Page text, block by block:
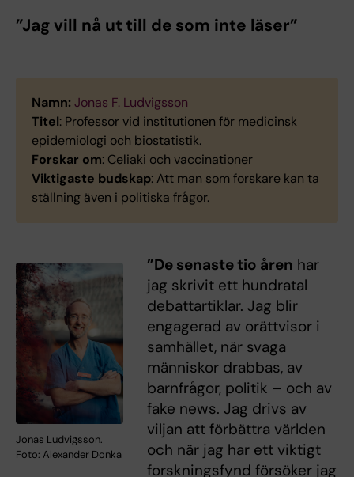
”Jag vill nå ut till de som inte läser”
Namn: Jonas F. Ludvigsson
Titel: Professor vid institutionen för medicinsk
epidemiologi och biostatistik.
Forskar om: Celiaki och vaccinationer
Viktigaste budskap: Att man som forskare kan ta
ställning även i politiska frågor.
Jonas Ludvigsson.
Foto: Alexander Donka
”De senaste tio åren har
jag skrivit ett hundratal
debattartiklar. Jag blir
engagerad av orättvisor i
samhället, när svaga
människor drabbas, av
barnfrågor, politik – och av
fake news. Jag drivs av
viljan att förbättra världen
och när jag har ett viktigt
forskningsfynd försöker jag